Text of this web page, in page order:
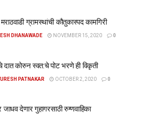
ग्रामस्थांची कौतुकास्पद कामगिरी
DHANAWADE NOVEMBER 15, 2020 0
दात कोरुन स्वत:चे पोट भरणे ही विकृती
PATNAKAR OCTOBER 2, 2020 0
देणार गुहागरसाठी रुग्णवाहिका